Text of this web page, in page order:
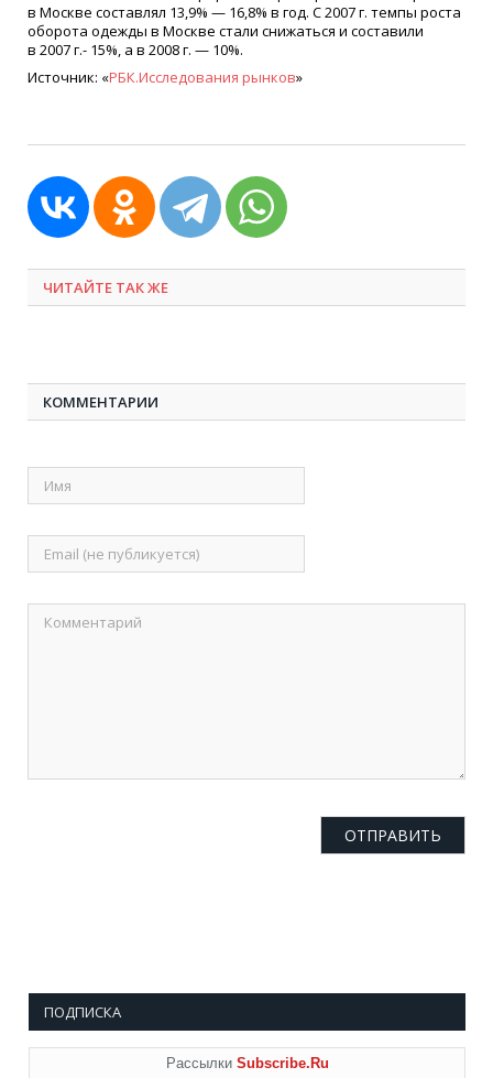
в Москве составлял 13,9% — 16,8% в год. С 2007 г. темпы роста
оборота одежды в Москве стали снижаться и составили
в 2007 г.- 15%, а в 2008 г. — 10%.
Источник: «РБК.Исследования рынков»
ЧИТАЙТЕ ТАК ЖЕ
КОММЕНТАРИИ
ПОДПИСКА
Рассылки Subscribe.Ru